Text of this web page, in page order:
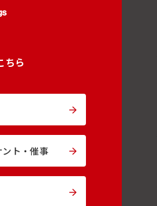
ちら
ント・催事